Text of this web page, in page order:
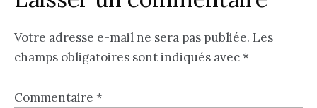
Votre adresse e-mail ne sera pas publiée. Les
champs obligatoires sont indiqués avec*
Commentaire *